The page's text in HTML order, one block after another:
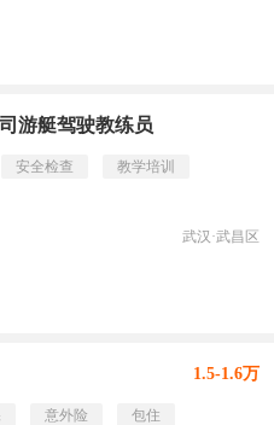
游艇驾驶教练员
安全检查
教学培训
武汉·武昌区
1.5-1.6万
意外险
包住